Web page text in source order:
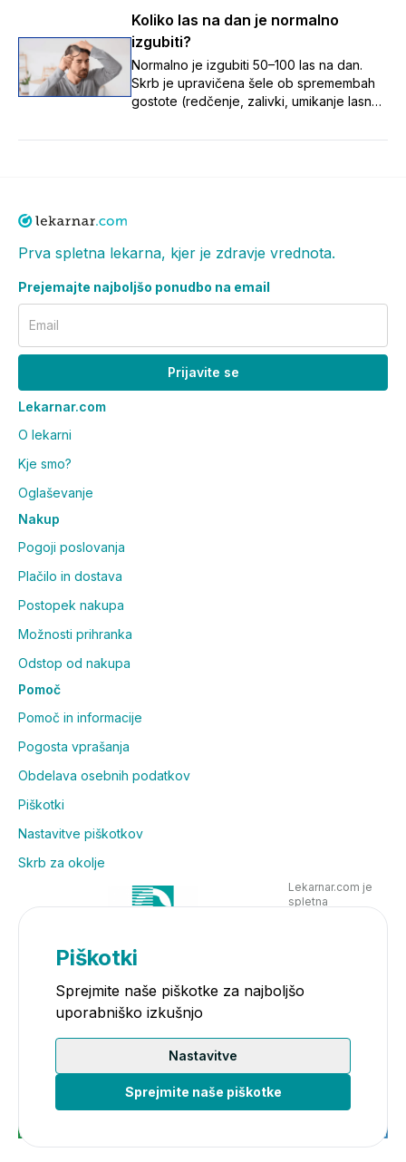
postopne spremembe pomembno opaziti
zgodaj, saj je zdravljenje uspešnejše,
dokler so lasni mešički še aktivni.
Koliko las na dan je normalno
izgubiti?
Normalno je izgubiti 50–100 las na dan.
Skrb je upravičena šele ob spremembah
gostote (redčenje, zalivki, umikanje lasne
hranil, zdravila, dednost. Ob opaznih
Prva spletna lekarna, kjer je zdravje vrednota.
Prejemajte najboljšo ponudbo na email
Email
Prijavite se
Lekarnar.com
O lekarni
Kje smo?
Oglaševanje
Nakup
Pogoji poslovanja
Plačilo in dostava
Postopek nakupa
Možnosti prihranka
Odstop od nakupa
Pomoč
Pomoč in informacije
Pogosta vprašanja
Obdelava osebnih podatkov
Piškotki
Nastavitve piškotkov
Skrb za okolje
Lekarnar.com je
spletna
Piškotki
Sprejmite naše piškotke za najboljšo
uporabniško izkušnjo
Nastavitve
Sprejmite naše piškotke